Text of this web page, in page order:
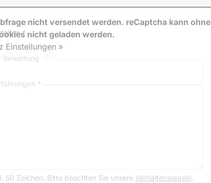
*
Bewertung
*
50 Zeichen. Bitte beachten Sie unsere Verhaltensregeln.
nicht versendet werden. reCaptcha kann ohne
nicht geladen werden.
Einstellungen »